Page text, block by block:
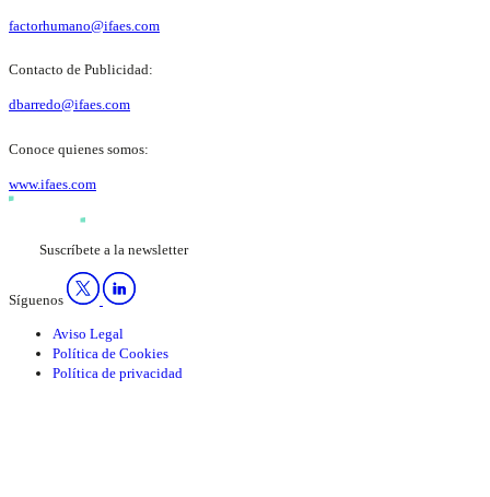
factorhumano@ifaes.com
Contacto de Publicidad:
dbarredo@ifaes.com
Conoce quienes somos:
www.ifaes.com
Suscríbete a la newsletter
Síguenos
Aviso Legal
Política de Cookies
Política de privacidad